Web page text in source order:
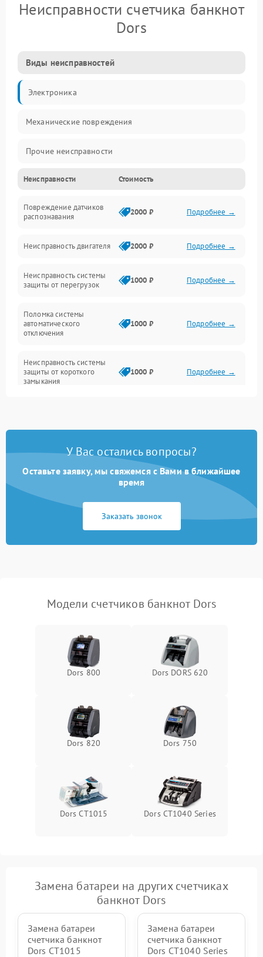
Неисправности счетчика банкнот
Dors
Виды неисправностей
Электроника
Механические повреждения
Прочие неисправности
Включение и работа
Счёт банкнот
Шум и механика
Неисправности Стоимость
Повреждение датчиков
распознавания
2000 ₽ Подробнее →
Неисправность двигателя 2000 ₽ Подробнее →
Неисправность системы
защиты от перегрузок
1000 ₽ Подробнее →
Поломка системы
автоматического
отключения
1000 ₽ Подробнее →
Неисправность системы
защиты от короткого
замыкания
1000 ₽ Подробнее →
Неисправность системы
перенапряжения
1000 ₽ Подробнее →
Неисправность системы
защиты от замыкания
1000 ₽
защиты от перегрузок
Поломка системы защиты
от замыкания
Подробнее →
У Вас остались вопросы?
Оставьте заявку, мы свяжемся с Вами в ближайшее
время
Заказать звонок
Модели счетчиков банкнот Dors
Dors 800 Dors DORS 620
Dors 820 Dors 750
Dors CT1015 Dors CT1040 Series
Замена батареи на других счетчиках
банкнот Dors
Замена батареи
счетчика банкнот
Dors CT1015
Замена батареи
счетчика банкнот
Dors CT1040 Series